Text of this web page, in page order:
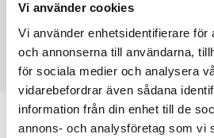
Vi använder cookies
Vi använder enhetsidentifierare för
och annonserna till användarna,
för sociala medier och analysera
vidarebefordrar även sådana
information från din enhet till de
annons- och analysföretag som vi
42
Centre Diameter
112
Art
6393
Passar denna fälg